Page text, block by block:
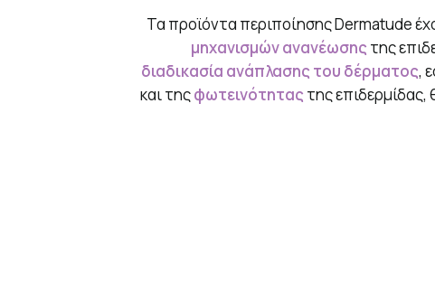
Τα προϊόντα περιποίησης Dermatude
μηχανισμών ανανέωσης της
διαδικασία ανάπλασης του δέρματος,
και τηςφωτεινότητας της